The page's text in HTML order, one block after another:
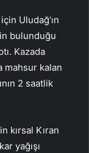
Uludağ’ın
bulunduğu
Kazada
mahsur kalan
2 saatlik
kırsal Kıran
yağışı